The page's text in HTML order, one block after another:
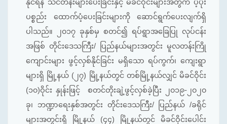
နိုင်ရန် သင်တန်းများပေးခြင်းနှင့် မိခင်ဝိုင်းများအတွက် ပံ့ပိုး
ပစ္စည်း ထောက်ပံ့ပေးခြင်းများကို ဆောင်ရွက်ပေးလျက်ရှိ
ပါသည်။ ၂၀၁၇ ခုနှစ်မှ စတင်၍ ရပ်ရွာအခြေပြု လုပ်ငန်း
အဖြစ် တိုင်းဒေသကြီး/ ပြည်နယ်များအတွင်း မူလတန်းကြို
ကျောင်းများ ဖွင့်လှစ်နိုင်ခြင်း မရှိသော ရပ်ကွက်၊ ကျေးရွာ
များရှိ မြို့နယ် (၂၇) မြို့နယ်တွင် တစ်မြို့နယ်လျှင် မိခင်ဝိုင်း
(၁၀)ဝိုင်း နှုန်းဖြင့် စတင်တိုးချဲ့ဖွင့်လှစ်ခဲ့ပြီး ၂၀၁၉-၂၀၂၀
ခု၊ ဘဏ္ဍာရေးနှစ်အတွင်း တိုင်းဒေသကြီး/ ပြည်နယ် /ခရိုင်
များအတွင်းရှိ မြို့နယ် (၄၄) မြို့နယ်တွင် မိခင်ဝိုင်းပေါင်း